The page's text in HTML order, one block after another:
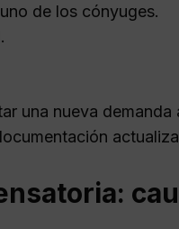
de los cónyuges.
una nueva